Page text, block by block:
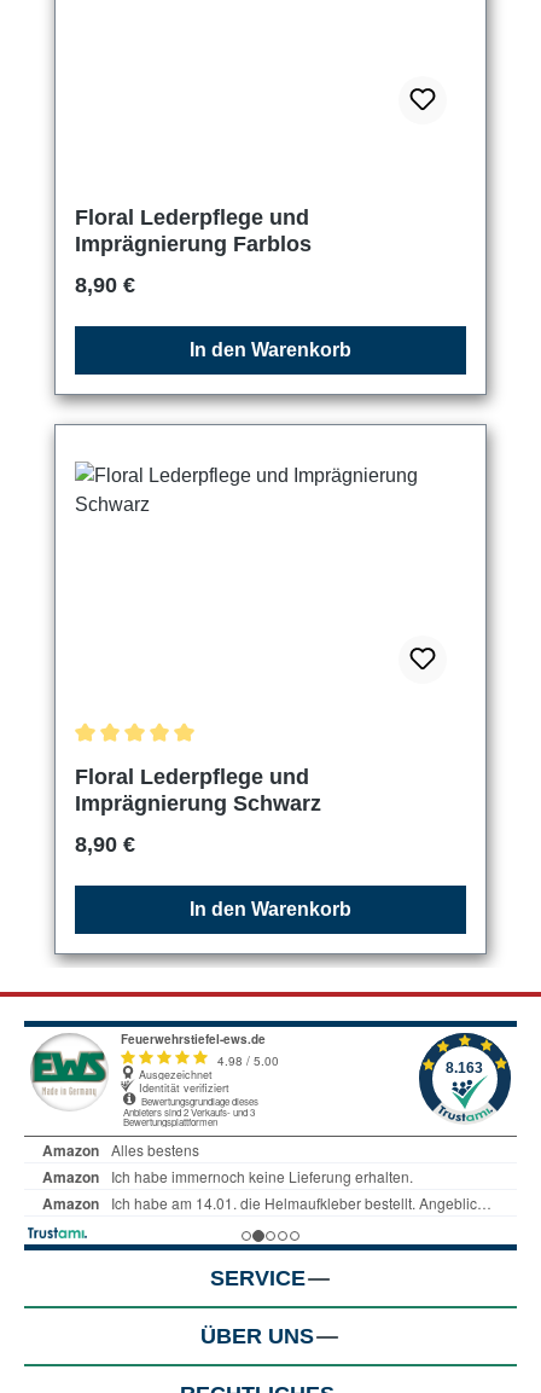
Floral Lederpflege und
Imprägnierung Farblos
Regulärer Preis:
8,90 €
In den Warenkorb
Floral Lederpflege und
Imprägnierung Schwarz
Regulärer Preis:
8,90 €
In den Warenkorb
SERVICE
ÜBER UNS